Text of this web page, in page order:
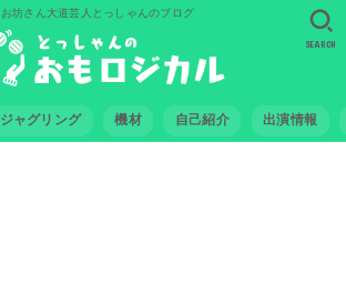
お坊さん大道芸人とっしゃんのブログ
ジャグリング 機材 自己紹介 出演情報
SEARCH